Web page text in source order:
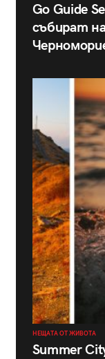
Go Guide
събират
НЕЩАТА ОТ ЖИВОТА
Summer